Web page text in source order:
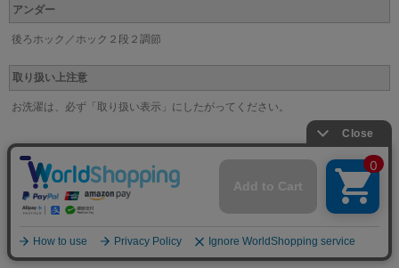
アンダー
後ろホック／ホック２段２調節
取り扱い上注意
お洗濯は、必ず「取り扱い表示」にしたがってください。
※なるべく実際の商品に近い色味を再現しておりますが、モニター等の条件により、画面上と
実物では色味が異なって見える場合がございます。
またレースやプリント柄の商品は、画像とは柄の位置等が異なる場合がございます。あらかじ
めご了承下さい。